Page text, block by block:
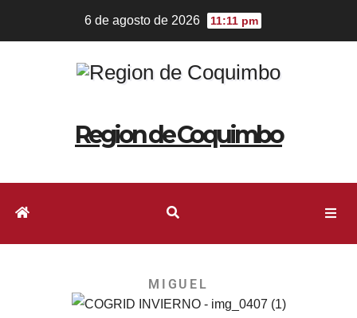
6 de agosto de 2026 11:11 pm
Region de Coquimbo
MIGUEL